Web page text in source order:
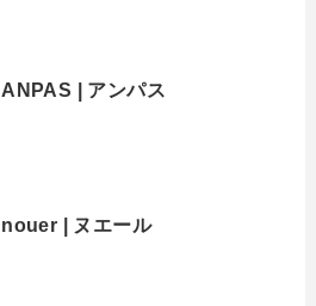
ANPAS | アンパス
nouer | ヌエール